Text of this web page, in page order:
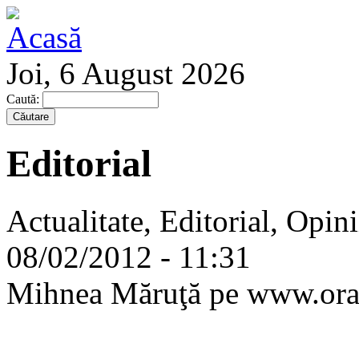
Joi, 6 August 2026
Caută:
Editorial
Actualitate, Editorial,
08/02/2012 - 11:31
Mihnea Măruţă pe